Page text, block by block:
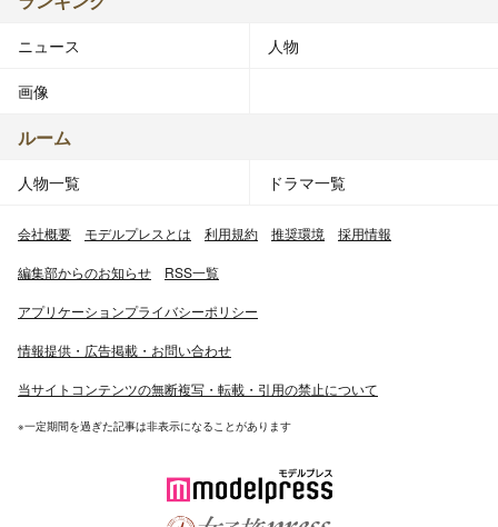
ニュース 人物
画像
ルーム
人物一覧 ドラマ一覧
会社概要 モデルプレスとは 利用規約 推奨環境 採用情報
編集部からのお知らせ RSS一覧
アプリケーションプライバシーポリシー
情報提供・広告掲載・お問い合わせ
当サイトコンテンツの無断複写・転載・引用の禁止について
※一定期間を過ぎた記事は非表示になることがあります